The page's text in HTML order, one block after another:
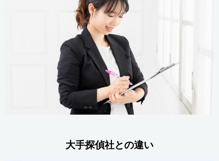
大手探偵社との違い